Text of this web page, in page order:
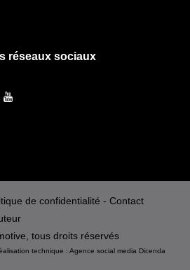
réseaux sociaux
de confidentialité - Contact
tous droits réservés
technique : Agence social media Dicenda